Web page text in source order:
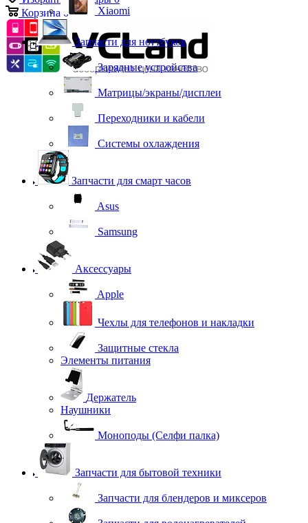
Корзина 0 Xiaomi
Запчасти для ноутбуков
Зарядные устройства
Матрицы/экраны/дисплеи
Переходники и кабели
Системы охлаждения
Запчасти для смарт часов
Asus
Samsung
Аксессуары
Apple
Чехлы для телефонов и накладки
Защитные стекла
Элементы питания
Держатель
Наушники
Моноподы (Селфи палка)
Запчасти для бытовой техники
Запчасти для блендеров и миксеров